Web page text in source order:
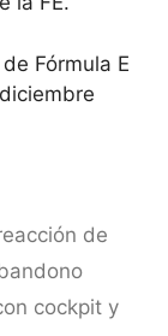
Fórmula E
de
cockpit y